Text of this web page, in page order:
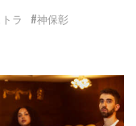
ラ
#神保彰